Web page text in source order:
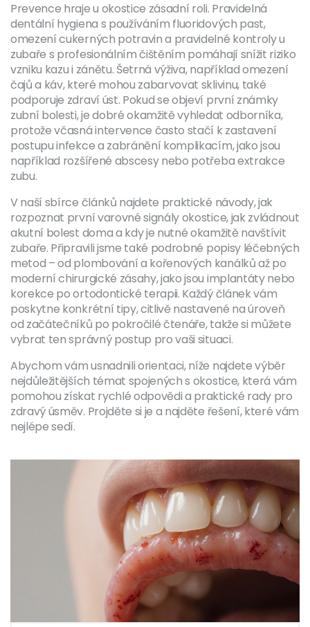
Prevence hraje u okostice zásadní roli. Pravidelná
dentální hygiena s používáním fluoridových past,
omezení cukerných potravin a pravidelné kontroly u
zubaře s profesionálním čištěním pomáhají snížit riziko
vzniku kazu i zánětu. Šetrná výživa, například omezení
čajů a káv, které mohou zabarvovat sklivinu, také
podporuje zdraví úst. Pokud se objeví první známky
zubní bolesti, je dobré okamžitě vyhledat odborníka,
protože včasná intervence často stačí k zastavení
postupu infekce a zabránění komplikacím, jako jsou
například rozšířené abscesy nebo potřeba extrakce
zubu.
V naší sbírce článků najdete praktické návody, jak
rozpoznat první varovné signály okostice, jak zvládnout
akutní bolest doma a kdy je nutné okamžitě navštívit
zubaře. Připravili jsme také podrobné popisy léčebných
metod – od plombování a kořenových kanálků až po
moderní chirurgické zásahy, jako jsou implantáty nebo
korekce po ortodontické terapii. Každý článek vám
poskytne konkrétní tipy, citlivě nastavené na úroveň
od začátečníků po pokročilé čtenáře, takže si můžete
vybrat ten správný postup pro vaši situaci.
Abychom vám usnadnili orientaci, níže najdete výběr
nejdůležitějších témat spojených s okostice, která vám
pomohou získat rychlé odpovědi a praktické rady pro
zdravý úsměv. Projděte si je a najděte řešení, které vám
nejlépe sedí.